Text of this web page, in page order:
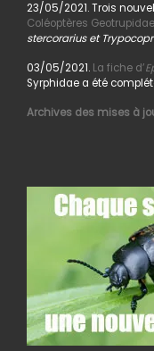
23/05/2021. Trois
Coléoptères Geotrupidae
stercorarius et
03/05/2021. La fiche d’
Syrphidae a été
Archives des mises à